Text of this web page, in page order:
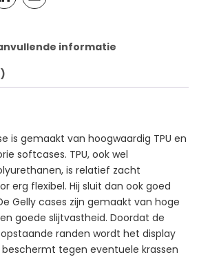
informatie
is gemaakt van hoogwaardig TPU en
softcases. TPU, ook wel
is relatief zacht
erg flexibel. Hij sluit dan ook goed
Gelly cases zijn gemaakt van hoge
goede slijtvastheid. Doordat de
randen wordt het display
tegen eventuele krassen